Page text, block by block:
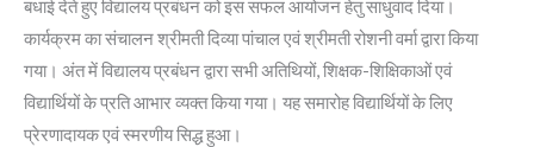
बधाई देते हुए विद्यालय प्रबंधन को इस सफल आयोजन हेतु साधुवाद दिया।
कार्यक्रम का संचालन श्रीमती दिव्या पांचाल एवं श्रीमती रोशनी वर्मा द्वारा किया
गया। अंत में विद्यालय प्रबंधन द्वारा सभी अतिथियों, शिक्षक-शिक्षिकाओं एवं
विद्यार्थियों के प्रति आभार व्यक्त किया गया। यह समारोह विद्यार्थियों के लिए
प्रेरणादायक एवं स्मरणीय सिद्ध हुआ।